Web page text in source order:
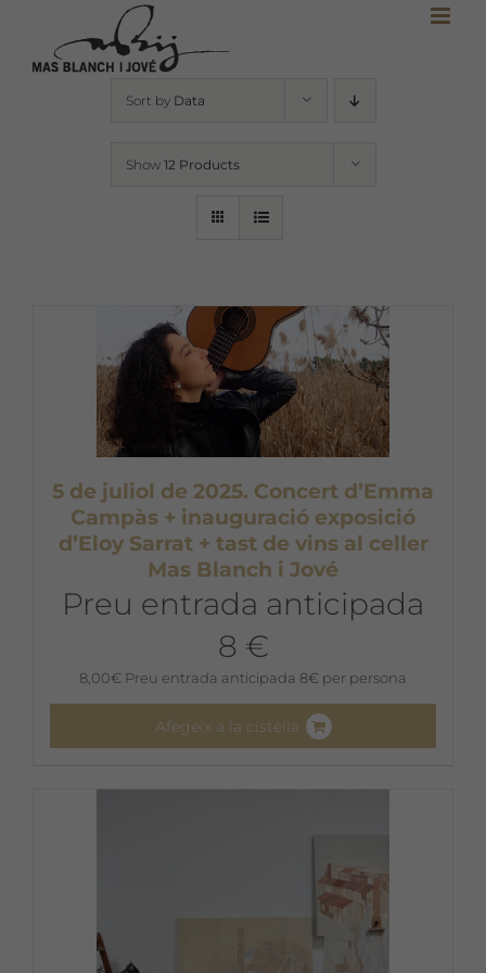
content
Sort by Data
Show 12 Products
5 de juliol de 2025. Concert d’Emma
Campàs + inauguració exposició
d’Eloy Sarrat + tast de vins al celler
Mas Blanch i Jové
Preu entrada anticipada
8 €
8,00€ Preu entrada anticipada 8€ per persona
Afegeix a la cistella